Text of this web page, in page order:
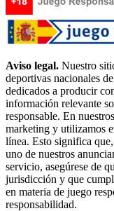
Aviso legal. Nuestro
deportivas nacionales
dedicados a producir
información relevante
responsable. En
marketing y utilizamos
línea. Esto significa
uno de nuestros
servicio, asegúrese de
jurisdicción y que
en materia de juego
responsabilidad.